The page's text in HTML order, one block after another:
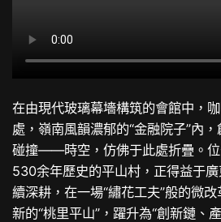
在由現代玻璃幕墻構筑的會館中，
處，嶺南風韻濃郁的“金融院子”內
碰撞——時空，仿佛于此處折疊。
530余年歷史的平山村，正得益于廣
續深耕，在一場“繡花工夫”般的微
新的“桃里平山”，躍升為“創新鏈、